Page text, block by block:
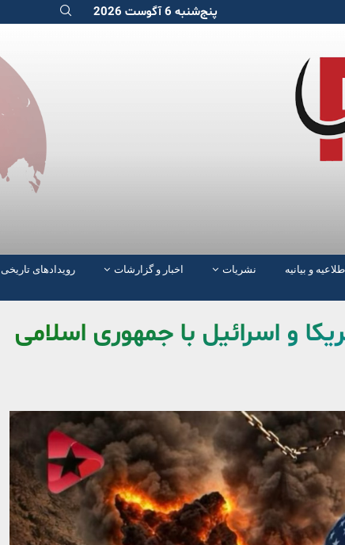
پنج‌شنبه 6 آگوست 2026
اطلاعیه و بیانیه نشریات اخبار و گزارشات رویدادهای تاریخی
و اسرائیل با جمهوری اسلامی